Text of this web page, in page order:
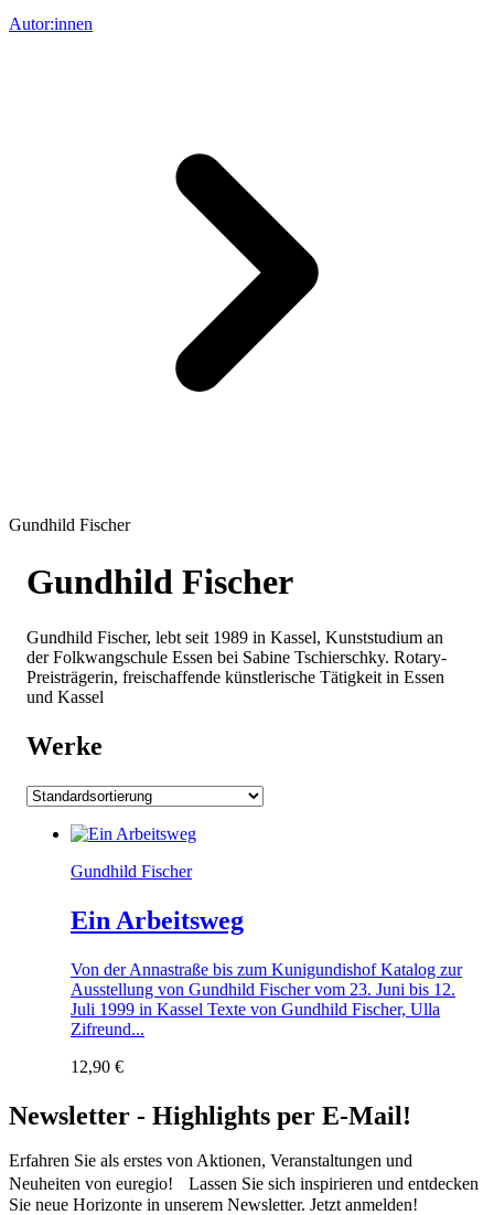
Autor:innen
Gundhild Fischer
Gundhild Fischer
Gundhild Fischer, lebt seit 1989 in Kassel, Kunststudium an
der Folkwangschule Essen bei Sabine Tschierschky. Rotary-
Preisträgerin, freischaffende künstlerische Tätigkeit in Essen
und Kassel
Werke
Gundhild Fischer
Ein Arbeitsweg
Von der Annastraße bis zum Kunigundishof Katalog zur
Ausstellung von Gundhild Fischer vom 23. Juni bis 12.
Juli 1999 in Kassel Texte von Gundhild Fischer, Ulla
Zifreund...
12,90 €
Newsletter - Highlights per E-Mail!
Erfahren Sie als erstes von Aktionen, Veranstaltungen und
Neuheiten von euregio! Lassen Sie sich inspirieren und entdecken
Sie neue Horizonte in unserem Newsletter. Jetzt anmelden!